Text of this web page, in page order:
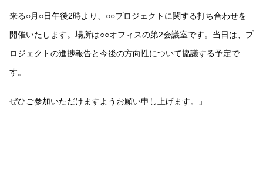
来る○月○日午後2時より、○○プロジェクトに関する打ち合わせを
開催いたします。場所は○○オフィスの第2会議室です。当日は、プ
ロジェクトの進捗報告と今後の方向性について協議する予定で
す。
ぜひご参加いただけますようお願い申し上げます。」